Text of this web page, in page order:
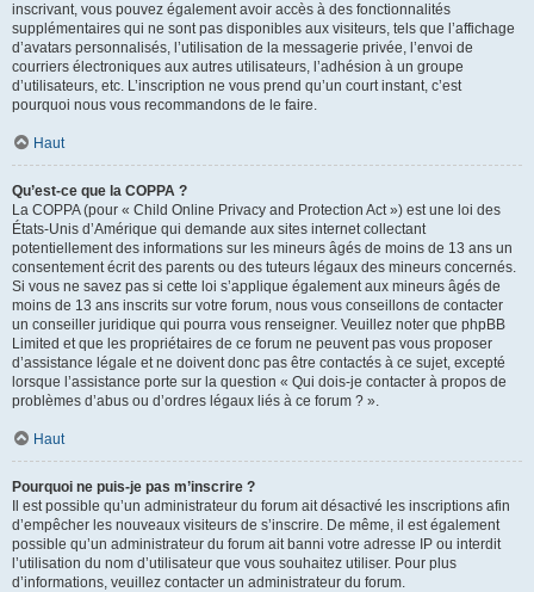
inscrivant, vous pouvez également avoir accès à des fonctionnalités
supplémentaires qui ne sont pas disponibles aux visiteurs, tels que l’affichage
d’avatars personnalisés, l’utilisation de la messagerie privée, l’envoi de
courriers électroniques aux autres utilisateurs, l’adhésion à un groupe
d’utilisateurs, etc. L’inscription ne vous prend qu’un court instant, c’est
pourquoi nous vous recommandons de le faire.
Haut
Qu’est-ce que la COPPA ?
La COPPA (pour « Child Online Privacy and Protection Act ») est une loi des
États-Unis d’Amérique qui demande aux sites internet collectant
potentiellement des informations sur les mineurs âgés de moins de 13 ans un
consentement écrit des parents ou des tuteurs légaux des mineurs concernés.
Si vous ne savez pas si cette loi s’applique également aux mineurs âgés de
moins de 13 ans inscrits sur votre forum, nous vous conseillons de contacter
un conseiller juridique qui pourra vous renseigner. Veuillez noter que phpBB
Limited et que les propriétaires de ce forum ne peuvent pas vous proposer
d’assistance légale et ne doivent donc pas être contactés à ce sujet, excepté
lorsque l’assistance porte sur la question « Qui dois-je contacter à propos de
problèmes d’abus ou d’ordres légaux liés à ce forum ? ».
Haut
Pourquoi ne puis-je pas m’inscrire ?
Il est possible qu’un administrateur du forum ait désactivé les inscriptions afin
d’empêcher les nouveaux visiteurs de s’inscrire. De même, il est également
possible qu’un administrateur du forum ait banni votre adresse IP ou interdit
l’utilisation du nom d’utilisateur que vous souhaitez utiliser. Pour plus
d’informations, veuillez contacter un administrateur du forum.